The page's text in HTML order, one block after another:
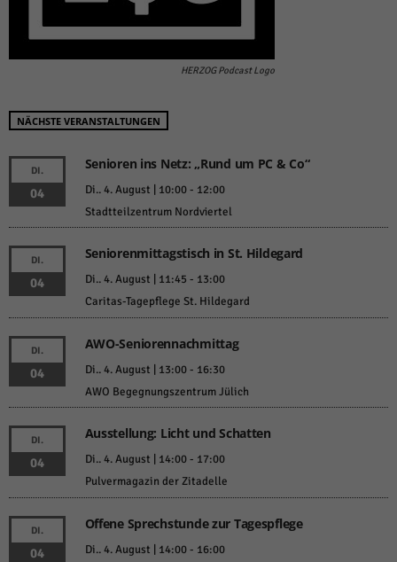
HERZOG Podcast Logo
NÄCHSTE VERANSTALTUNGEN
DI.
04
Senioren ins Netz: „Rund um PC & Co“
Di.. 4. August | 10:00- 12:00
Stadtteilzentrum Nordviertel
DI.
04
Seniorenmittagstisch in St. Hildegard
Di.. 4. August | 11:45 - 13:00
Caritas-Tagepflege St. Hildegard
DI.
04
AWO-Seniorennachmittag
Di.. 4. August | 13:00- 16:30
AWO Begegnungszentrum Jülich
DI.
04
Ausstellung: Licht und Schatten
Di.. 4. August | 14:00- 17:00
Pulvermagazin der Zitadelle
DI.
04
Offene Sprechstunde zur Tagespflege
Di.. 4. August | 14:00- 16:00